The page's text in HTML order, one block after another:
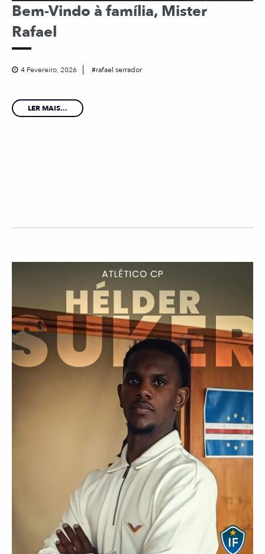
Bem-Vindo à família, Mister
Rafael
4 Fevereiro, 2026 rafael serrador
LER MAIS...